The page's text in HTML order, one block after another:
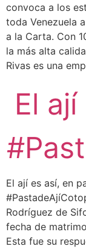
convoca a los
toda Venezuela
a la Carta. Con
la más alta
Rivas es una
El
El ají es así, en
Rodríguez de
fecha de
Esta fue su